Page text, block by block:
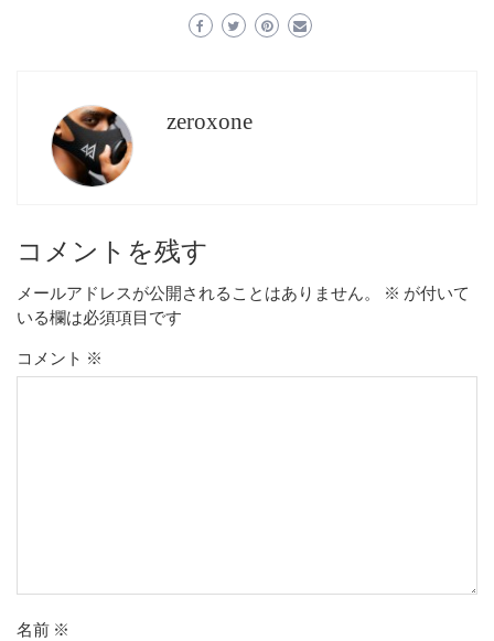
zeroxone
コメントを残す
メールアドレスが公開されることはありません。 ※ が付いて
いる欄は必須項目です
コメント ※
名前 ※